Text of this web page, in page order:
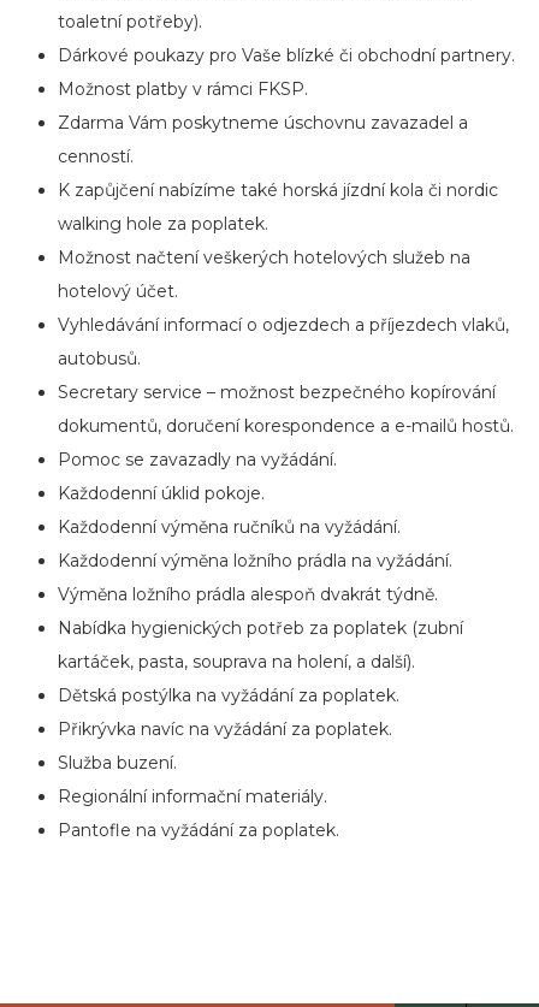
toaletní potřeby).
Dárkové poukazy pro Vaše blízké či obchodní partnery.
Možnost platby v rámci FKSP.
Zdarma Vám poskytneme úschovnu zavazadel a
cenností.
K zapůjčení nabízíme také horská jízdní kola či nordic
walking hole za poplatek.
Možnost načtení veškerých hotelových služeb na
hotelový účet.
Vyhledávání informací o odjezdech a příjezdech vlaků,
autobusů.
Secretary service – možnost bezpečného kopírování
dokumentů, doručení korespondence a e-mailů hostů.
Pomoc se zavazadly na vyžádání.
Každodenní úklid pokoje.
Každodenní výměna ručníků na vyžádání.
Každodenní výměna ložního prádla na vyžádání.
Výměna ložního prádla alespoň dvakrát týdně.
Nabídka hygienických potřeb za poplatek (zubní
kartáček, pasta, souprava na holení, a další).
Dětská postýlka na vyžádání za poplatek.
Přikrývka navíc na vyžádání za poplatek.
Služba buzení.
Regionální informační materiály.
Pantofle na vyžádání za poplatek.